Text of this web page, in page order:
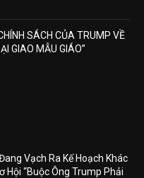
SÁCH CỦA TRUMP VỀ
GIAO MẪU GIÁO”
Vạch Ra Kế Hoạch Khác
Hội “Buộc Ông Trump Phải